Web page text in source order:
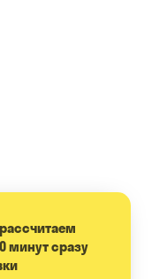
минут сразу